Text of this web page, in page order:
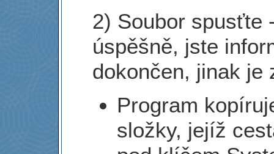
2) Soubor spusťte
úspěšně, jste
dokončen, jinak je
Program
složky, jejíž